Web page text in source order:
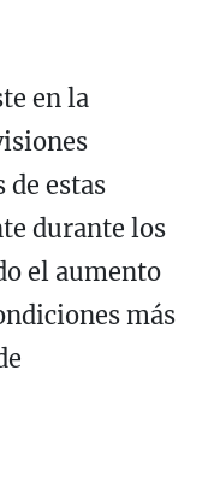
en la
de estas
durante los
el aumento
más